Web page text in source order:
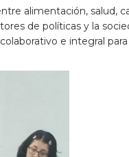
alimentación, salud,
de políticas y la
e integral